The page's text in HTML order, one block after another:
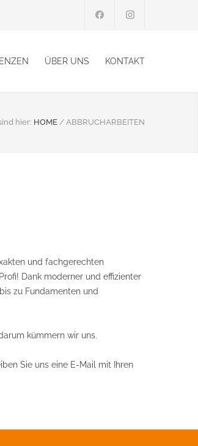
ÜBER UNS KONTAKT
hier: HOME / ABBRUCHARBEITEN
und fachgerechten
Dank moderner und effizienter
zu Fundamenten und
kümmern wir uns.
Sie uns eine E-Mail mit Ihren